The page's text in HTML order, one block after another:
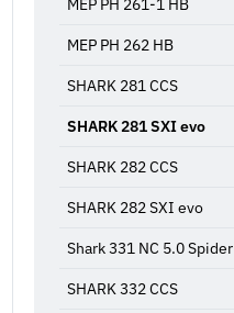
MEP PH 261-1 HB
MEP PH 262 HB
SHARK 281 CCS
SHARK 281 SXI evo
SHARK 282 CCS
SHARK 282 SXI evo
Shark 331 NC 5.0 Spider
SHARK 332 CCS